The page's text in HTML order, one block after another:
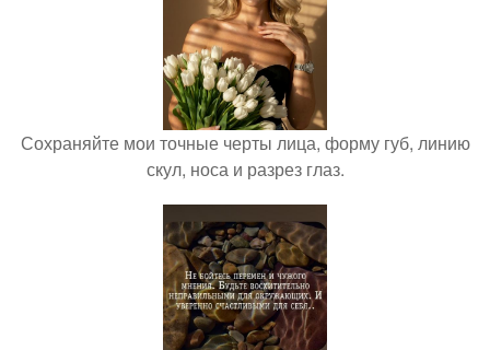
Сохраняйте мои точные черты лица, форму губ, линию
скул, носа и разрез глаз.